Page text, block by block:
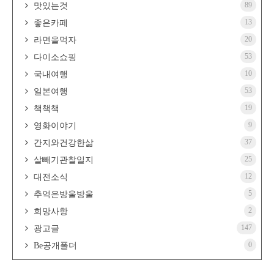
맛있는것 89
좋은카페 13
라면을먹자 20
다이소쇼핑 53
국내여행 10
일본여행 53
책책책 19
영화이야기 9
간지와건강한삶 37
살빼기관찰일지 25
대전소식 12
추억은방울방울 5
희망사항 2
광고글 147
Be공개폴더 0